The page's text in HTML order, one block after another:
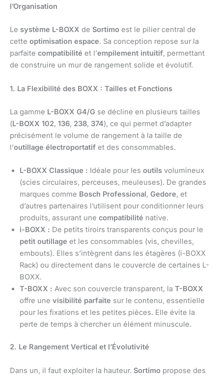
l’Organisation
Le système L-BOXX de Sortimo est le pilier central de
cette optimisation espace. Sa conception repose sur la
parfaite compatibilité et l’empilement intuitif, permettant
de construire un mur de rangement solide et évolutif.
1. La Flexibilité des BOXX : Tailles et Fonctions
La gamme L-BOXX G4/G se décline en plusieurs tailles
(L-BOXX 102, 136, 238, 374), ce qui permet d’adapter
précisément le volume de rangement à la taille de
l’outillage électroportatif et des consommables.
L-BOXX Classique : Idéale pour les outils volumineux
(scies circulaires, perceuses, meuleuses). De grandes
marques comme Bosch Professional, Gedore, et
d’autres partenaires l’utilisent pour conditionner leurs
produits, assurant une compatibilité native.
i-BOXX : De petits tiroirs transparents conçus pour le
petit outillage et les consommables (vis, chevilles,
embouts). Elles s’intègrent dans les étagères (i-BOXX
Rack) ou directement dans le couvercle de certaines L-
BOXX.
T-BOXX : Avec son couvercle transparent, la T-BOXX
offre une visibilité parfaite sur le contenu, essentielle
pour les fixations et les petites pièces. Elle évite la
perte de temps à chercher un élément minuscule.
2. Le Rangement Vertical et l’Évolutivité
Dans un, il faut exploiter la hauteur. Sortimo propose des